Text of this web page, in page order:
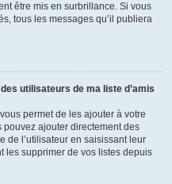
être mis en surbrillance. Si vous
tous les messages qu’il publiera
utilisateurs de ma liste d’amis
permet de les ajouter à votre
pouvez ajouter directement des
de l’utilisateur en saisissant leur
les supprimer de vos listes depuis